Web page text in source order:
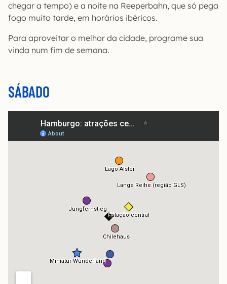
chegar a tempo) e a noite na Reeperbahn, que só pega
fogo muito tarde, em horários ibéricos.
Para aproveitar o melhor da cidade, programe sua
vinda num fim de semana.
SÁBADO